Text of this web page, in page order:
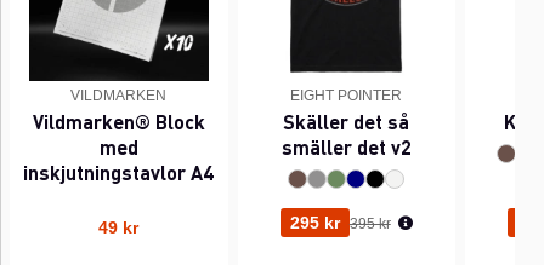
VILDMARKEN
Vildmarken® Block
med
inskjutningstavlor A4
49 kr
EIGHT POINTER
Skäller det så
smäller det v2
295 kr Ordinarie pris:
395 kr